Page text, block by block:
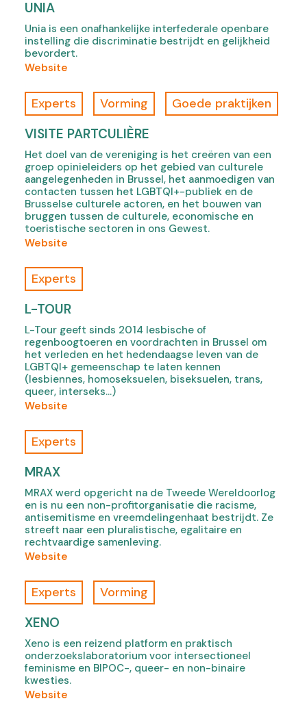
m
u
n
t
y
,
o
p
e
n
s
i
n
w
t
a
b
)
I
n
i
t
u
t
v
o
o
r
d
e
l
i
j
k
h
e
i
d
n
v
u
w
e
n
m
a
e
n
,
UNIA
Unia is een onafhankelijke interfederale openbare
instelling die discriminatie bestrijdt en gelijkheid
bevordert.
Website
f
U
n
i
a
,
o
p
e
n
i
n
n
e
w
t
a
b
)
Experts Vorming Goede praktijken
VISITE PARTCULIÈRE
Het doel van de vereniging is het creëren van een
groep opinieleiders op het gebied van culturele
aangelegenheden in Brussel, het aanmoedigen van
contacten tussen het LGBTQI+-publiek en de
Brusselse culturele actoren, en het bouwen van
bruggen tussen de culturele, economische en
toeristische sectoren in ons Gewest.
Website
f
V
i
s
i
t
e
p
a
c
u
è
r
e
,
e
n
n
n
e
Experts
L-TOUR
L-Tour geeft sinds 2014 lesbische of
regenboogtoeren en voordrachten in Brussel om
het verleden en het hedendaagse leven van de
LGBTQI+ gemeenschap te laten kennen
(lesbiennes, homoseksuelen, biseksuelen, trans,
queer, interseks…)
Website
f
L
o
u
r
,
e
n
n
n
e
Experts
MRAX
MRAX werd opgericht na de Tweede Wereldoorlog
en is nu een non-profitorganisatie die racisme,
antisemitisme en vreemdelingenhaat bestrijdt. Ze
streeft naar een pluralistische, egalitaire en
rechtvaardige samenleving.
Website
f
M
X
,
o
Experts Vorming
XENO
Xeno is een reizend platform en praktisch
onderzoekslaboratorium voor intersectioneel
feminisme en BIPOC-, queer- en non-binaire
kwesties.
Website